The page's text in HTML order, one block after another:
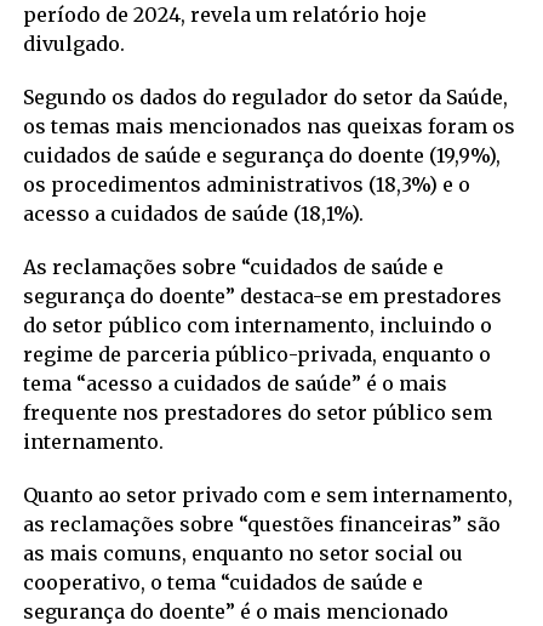
período de 2024, revela um relatório hoje
divulgado.
Segundo os dados do regulador do setor da Saúde,
os temas mais mencionados nas queixas foram os
cuidados de saúde e segurança do doente (19,9%),
os procedimentos administrativos (18,3%) e o
acesso a cuidados de saúde (18,1%).
As reclamações sobre “cuidados de saúde e
segurança do doente” destaca-se em prestadores
do setor público com internamento, incluindo o
regime de parceria público-privada, enquanto o
tema “acesso a cuidados de saúde” é o mais
frequente nos prestadores do setor público sem
internamento.
Quanto ao setor privado com e sem internamento,
as reclamações sobre “questões financeiras” são
as mais comuns, enquanto no setor social ou
cooperativo, o tema “cuidados de saúde e
segurança do doente” é o mais mencionado